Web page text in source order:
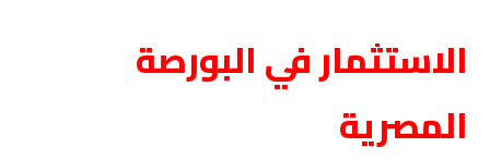
الاستثمار في البورصة
المصرية